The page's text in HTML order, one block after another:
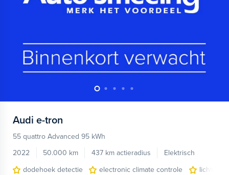
Audi e-tron
55 quattro Advanced 95 kWh
2022
50.000 km 437 km actieradius
Elektrisch
dodehoek detectie
electronic climate controle